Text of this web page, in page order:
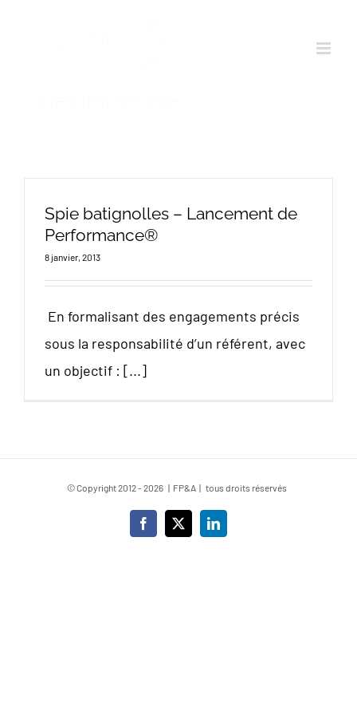
Spie batignolles – Lancement de
Performance®
8 janvier, 2013
En formalisant des engagements précis
sous la responsabilité d’un référent, avec
un objectif : [...]
© Copyright 2012 -2026 | FP&A | tous droits réservés
Facebook
X LinkedIn